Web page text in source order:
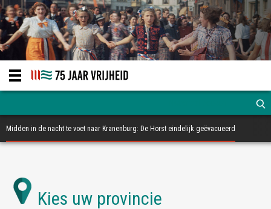
Midden in de nacht te voet naar Kranenburg: De Horst eindelijk geëvacueerd